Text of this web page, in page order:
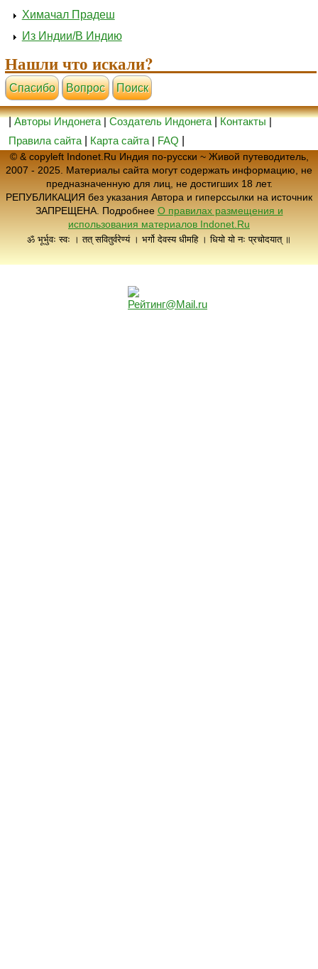
Химачал Прадеш
Из Индии/В Индию
Нашли что искали?
Cпасибо Вопрос Поиск
|Авторы Индонета|Создатель Индонета|Контакты|
Правила сайта
Карта сайта | FAQ
© & copyleft Indonet.Ru Индия по-русски ~ Живой путеводитель,
2007 - 2025. Материалы сайта могут содержать информацию, не
предназначенную для лиц, не достигших 18 лет.
РЕПУБЛИКАЦИЯ без указания Автора и гиперссылки на источник
ЗАПРЕЩЕНА. Подробнее О правилах размещения и
использования материалов Indonet.Ru
ॐ भूर्भुवः स्वः । तत् सवितुर्वरेण्यं । भर्गो देवस्य धीमहि । धियो यो नः प्रचोदयात् ॥